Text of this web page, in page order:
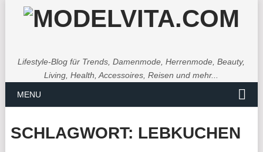
Lifestyle-Blog für Trends, Damenmode, Herrenmode, Beauty,
Living, Health, Accessoires, Reisen und mehr...
MENU
SCHLAGWORT: LEBKUCHEN